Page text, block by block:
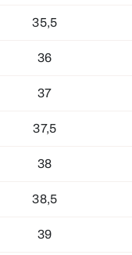
35,5
36
37
37,5
38
38,5
39